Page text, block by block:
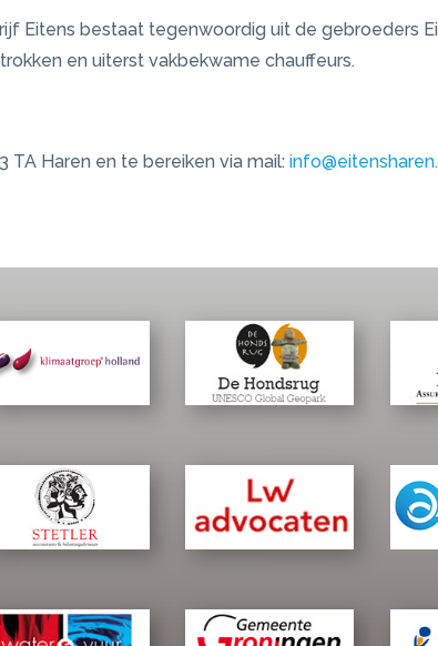
Eitens bestaat tegenwoordig uit de gebroeders
en uiterst vakbekwame chauffeurs.
Haren en te bereiken via mail: